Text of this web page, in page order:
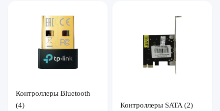
Контроллеры Bluetooth
(4)
Контроллеры SATA (2)